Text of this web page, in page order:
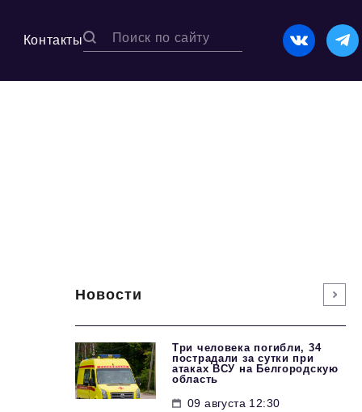
Контакты
Новости
Три человека погибли, 34
пострадали за сутки при
атаках ВСУ на Белгородскую
область
09 августа 12:30